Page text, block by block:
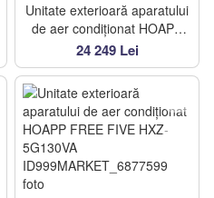
Unitate exterioară aparatului
de aer condiționat HOAPP
FREE FIVE HXZ-3G85VA
24 249 Lei